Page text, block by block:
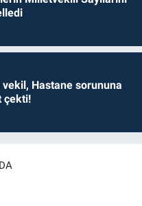
vekil, Hastane sorununa
çekti!